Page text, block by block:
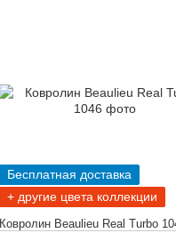
Бесплатная доставка
+ другие цвета коллекции
Ковролин Beaulieu Real Turbo